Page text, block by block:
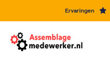
Ervaringen